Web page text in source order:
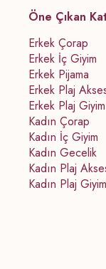
Öne Çıkan
Erkek Çorap
Erkek İç Giyim
Erkek Pijama
Erkek Plaj
Erkek Plaj Giyim
Kadın Çorap
Kadın İç Giyim
Kadın Gecelik
Kadın Plaj
Kadın Plaj Giyim